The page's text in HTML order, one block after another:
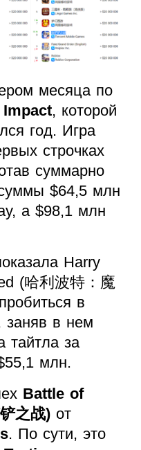
месяца по
, которой
год. Игра
строчках
суммарно
$64,5 млн
а $98,1 млн
Harry
(哈利波特：魔
в
заняв в нем
тайтла за
млн.
Battle of
之战) от
. По сути, это